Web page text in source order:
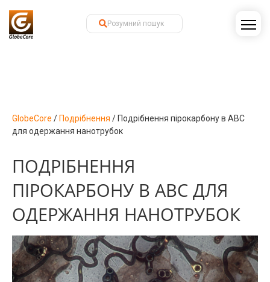
GlobeCore / Подрібнення / Подрібнення пірокарбону в АВС
для одержання нанотрубок
ПОДРІБНЕННЯ
ПІРОКАРБОНУ В АВС ДЛЯ
ОДЕРЖАННЯ НАНОТРУБОК